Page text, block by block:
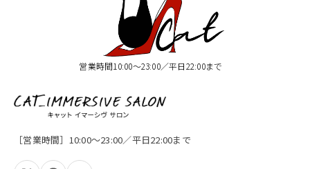
営業時間10:00〜23:00／平日22:00まで
［営業時間］10:00〜23:00／平日22:00まで